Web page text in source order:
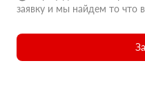
заявку и мы найдем то что